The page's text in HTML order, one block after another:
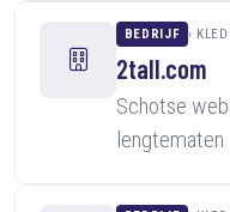
BEDRIJF
2tall.com
Schotse
lengtematen